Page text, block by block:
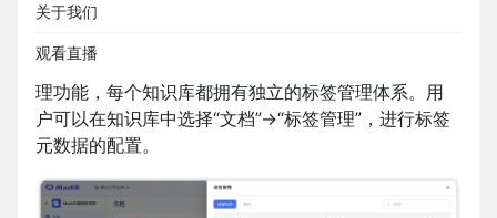
关于我们
观看直播
效率。
标签管理：
理功能，每个知识库都拥有独立的标签管理体系。用
户可以在知识库中选择“文档”→“标签管理”，进行标签
元数据的配置。